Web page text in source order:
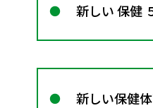
新しい 保健
新しい保健